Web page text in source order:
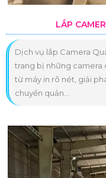
LẮP
Dịch vụ lắp Camera
trang bị những camera
từ máy in rõ nét, giải
chuyển quản...